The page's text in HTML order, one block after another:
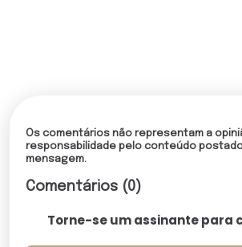
Os comentários não representam a
responsabilidade pelo conteúdo
mensagem.
Comentários (0)
Torne-se um assinante para